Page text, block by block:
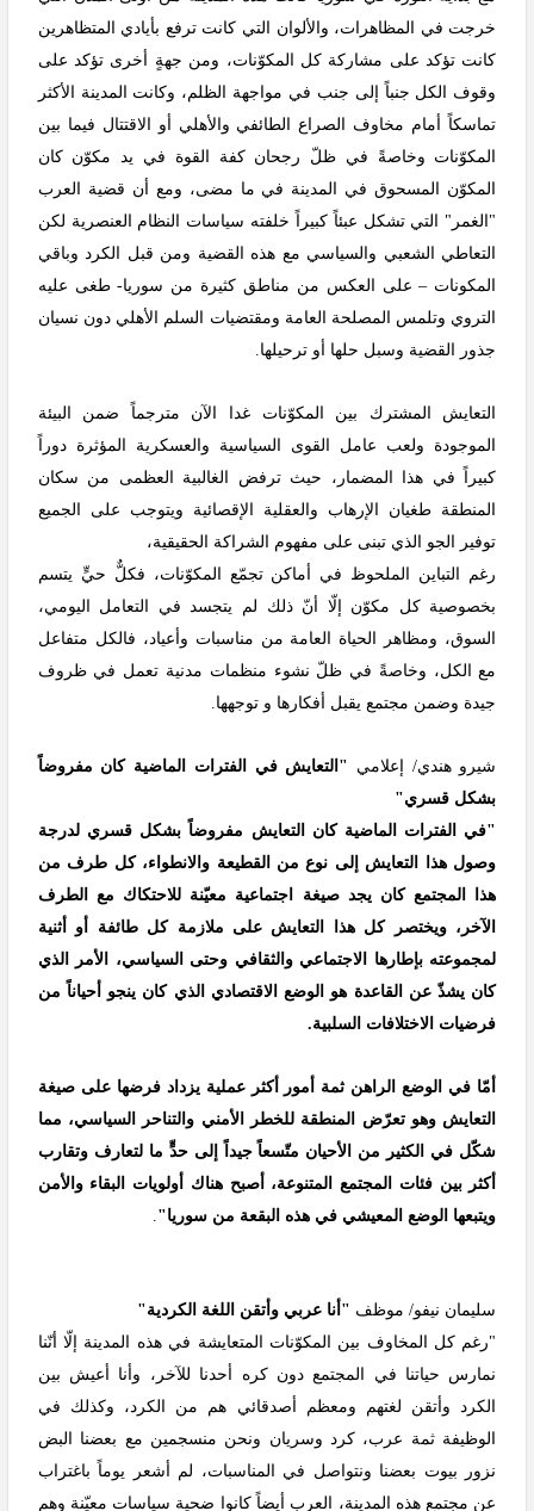
خرجت في المظاهرات، والألوان التي كانت ترفع بأيادي المتظاهرين
كانت تؤكد على مشاركة كل المكوّنات، ومن جهةٍ أخرى تؤكد على
وقوف الكل جنباً إلى جنب في مواجهة الظلم، وكانت المدينة الأكثر
تماسكاً أمام مخاوف الصراع الطائفي والأهلي أو الاقتتال فيما بين
المكوّنات وخاصةً في ظلّ رجحان كفة القوة في يد مكوّن كان
المكوّن المسحوق في المدينة في ما مضى، ومع أن قضية العرب
"الغمر" التي تشكل عبئاً كبيراً خلفته سياسات النظام العنصرية لكن
التعاطي الشعبي والسياسي مع هذه القضية ومن قبل الكرد وباقي
المكونات – على العكس من مناطق كثيرة من سوريا- طغى عليه
التروي وتلمس المصلحة العامة ومقتضيات السلم الأهلي دون نسيان
جذور القضية وسبل حلها أو ترحيلها.
التعايش المشترك بين المكوّنات غدا الآن مترجماً ضمن البيئة
الموجودة ولعب عامل القوى السياسية والعسكرية المؤثرة دوراً
كبيراً في هذا المضمار، حيث ترفض الغالبية العظمى من سكان
المنطقة طغيان الإرهاب والعقلية الإقصائية ويتوجب على الجميع
توفير الجو الذي تبنى على مفهوم الشراكة الحقيقية،
رغم التباين الملحوظ في أماكن تجمّع المكوّنات، فكلٌّ حيٍّ يتسم
بخصوصية كل مكوّن إلّا أنّ ذلك لم يتجسد في التعامل اليومي،
السوق، ومظاهر الحياة العامة من مناسبات وأعياد، فالكل متفاعل
مع الكل، وخاصةً في ظلّ نشوء منظمات مدنية تعمل في ظروف
جيدة وضمن مجتمع يقبل أفكارها و توجهها.
شيرو هندي/ إعلامي "التعايش في الفترات الماضية كان مفروضاً
بشكل قسري"
"في الفترات الماضية كان التعايش مفروضاً بشكل قسري لدرجة
وصول هذا التعايش إلى نوع من القطيعة والانطواء، كل طرف من
هذا المجتمع كان يجد صيغة اجتماعية معيّنة للاحتكاك مع الطرف
الآخر، ويختصر كل هذا التعايش على ملازمة كل طائفة أو أثنية
لمجموعته بإطارها الاجتماعي والثقافي وحتى السياسي، الأمر الذي
كان يشذّ عن القاعدة هو الوضع الاقتصادي الذي كان ينجو أحياناً من
فرضيات الاختلافات السلبية.
أمّا في الوضع الراهن ثمة أمور أكثر عملية يزداد فرضها على صيغة
التعايش وهو تعرّض المنطقة للخطر الأمني والتناحر السياسي، مما
شكّل في الكثير من الأحيان متّسعاً جيداً إلى حدٍّ ما لتعارف وتقارب
أكثر بين فئات المجتمع المتنوعة، أصبح هناك أولويات البقاء والأمن
ويتبعها الوضع المعيشي في هذه البقعة من سوريا"
سليمان نيفو/ موظف "أنا عربي وأتقن اللغة الكردية"
"رغم كل المخاوف بين المكوّنات المتعايشة في هذه المدينة إلّا أنّنا
نمارس حياتنا في المجتمع دون كره أحدنا للآخر، وأنا أعيش بين
الكرد وأتقن لغتهم ومعظم أصدقائي هم من الكرد، وكذلك في
الوظيفة ثمة عرب، كرد وسريان ونحن منسجمين مع بعضنا البض
نزور بيوت بعضنا ونتواصل في المناسبات، لم أشعر يوماً باغتراب
عن مجتمع هذه المدينة، العرب أيضاً كانوا ضحية سياسات معيّنة وهم